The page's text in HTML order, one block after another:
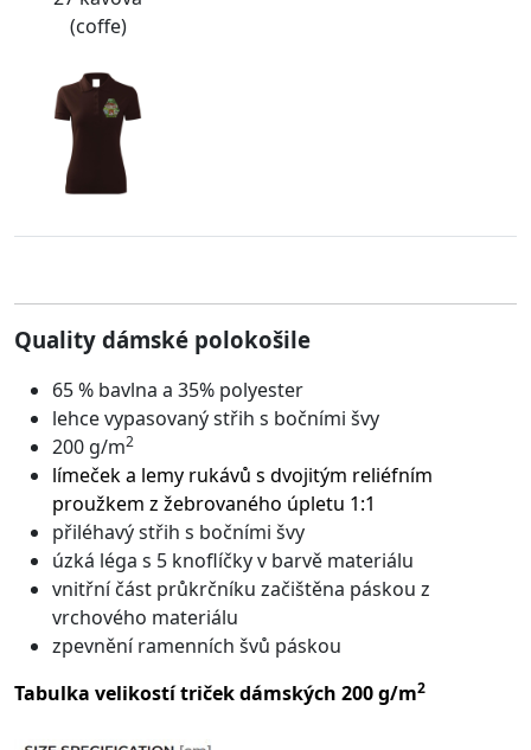
(coffe)
Quality dámské polokošile
65 % bavlna a 35% polyester
lehce vypasovaný střih s bočními švy
200 g/m2
límeček a lemy rukávů s dvojitým reliéfním
proužkem z žebrovaného úpletu 1:1
přiléhavý střih s bočními švy
úzká léga s 5 knoflíčky v barvě materiálu
vnitřní část průkrčníku začištěna páskou z
vrchového materiálu
zpevnění ramenních švů páskou
Tabulka velikostí triček dámských 200 g/m2